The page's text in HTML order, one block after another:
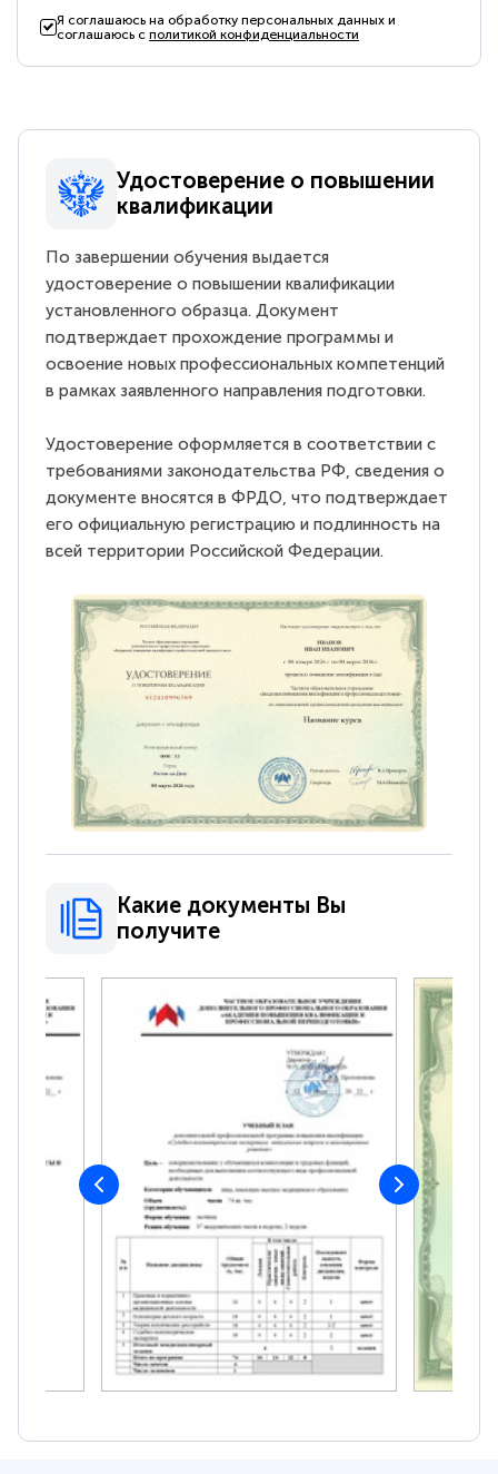
Я соглашаюсь на обработку персональных данных и
соглашаюсь сполитикой конфиденциальности
Удостоверение о повышении
квалификации
По завершении обучения выдается
удостоверение о повышении квалификации
установленного образца. Документ
подтверждает прохождение программы и
освоение новых профессиональных компетенций
в рамках заявленного направления подготовки.
Удостоверение оформляется в соответствии с
требованиями законодательства РФ, сведения о
документе вносятся в ФРДО, что подтверждает
его официальную регистрацию и подлинность на
всей территории Российской Федерации.
Какие документы Вы
получите